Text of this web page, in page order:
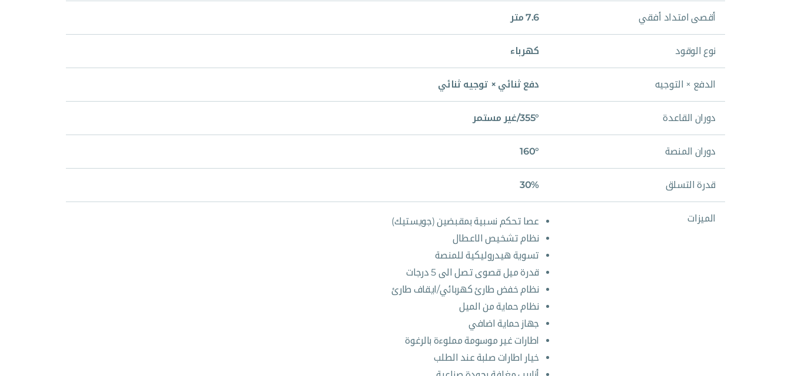
أقصى امتداد أفقي 7.6 متر
نوع الوقود كهرباء
الدفع × التوجيه دفع ثنائي × توجيه ثنائي
دوران القاعدة 355°/غير مستمر
دوران المنصة 160°
قدرة التسلق 30%
الميزات
عصا تحكم نسبية بمقبضين (جويستيك)
نظام تشخيص الاعطال
تسوية هيدروليكية للمنصة
قدرة ميل قصوى تصل الى 5 درجات
نظام خفض طارئ كهربائي/ايقاف طارئ
نظام حماية من الميل
جهاز حماية اضافي
اطارات غير موسومة مملوءة بالرغوة
خيار اطارات صلبة عند الطلب